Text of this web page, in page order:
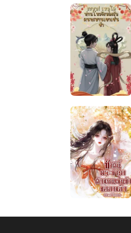
ได้
หรือ
ไม่
ชะตา
ครา
นี้
ขอ
ข้า
มี
ชีวิต
สงบ
ที
เถอะ
เล่ม
1
เหตุ
ใด
ท่าน
โหว
จึง
หลง
รัก
นี้